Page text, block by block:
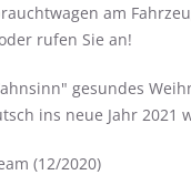
am
rufen Sie an!
gesundes
ins neue Jahr 2021
(12/2020)